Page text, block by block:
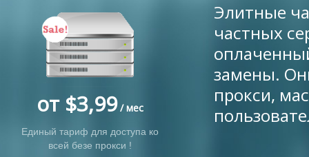
от $3,99/ мес
Единый тариф для доступа ко
всей безе прокси !
Элитные
частных
замены.
прокси,